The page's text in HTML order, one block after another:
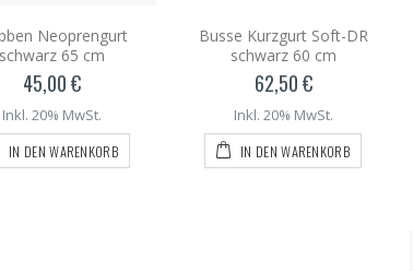
Neoprengurt
65 cm
45,00 €
Inkl. 20% MwSt.
IN DEN WARENKORB
Busse Kurzgurt Soft-DR
schwarz 60 cm
62,50 €
Inkl. 20% MwSt.
IN DEN WARENKORB